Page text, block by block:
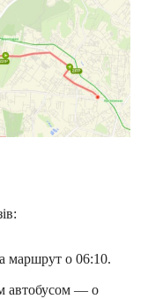
маршрут о 06:10.
автобусом — о